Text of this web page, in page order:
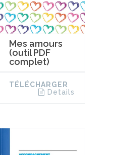
Mes amours
(outil PDF
complet)
TÉLÉCHARGER
Details